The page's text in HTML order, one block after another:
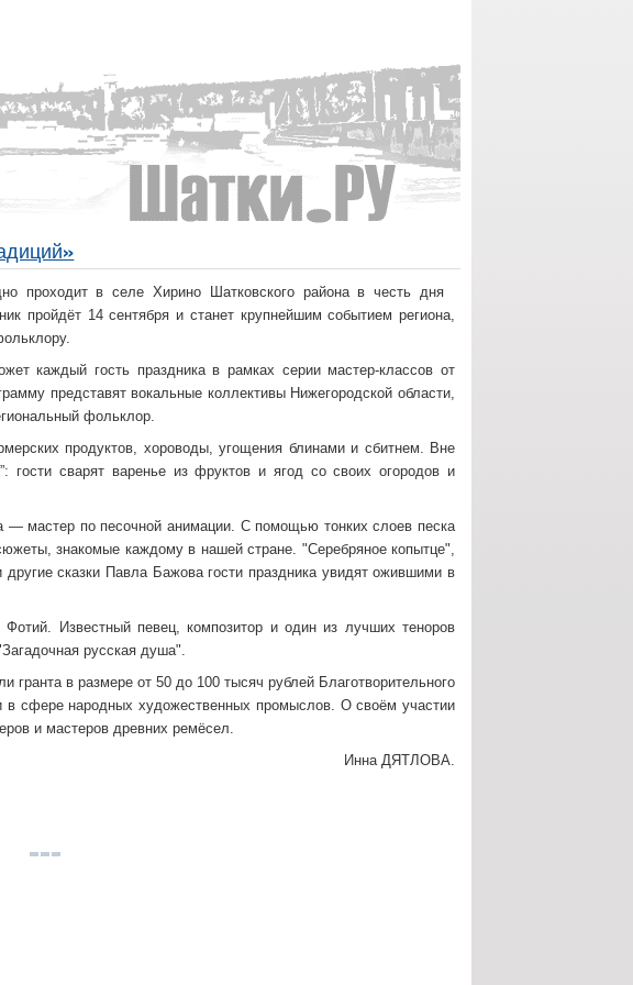
проходит в селе Хирино Шатковского района в честь дня
пройдёт 14 сентября и станет крупнейшим событием региона,
каждый гость праздника в рамках серии мастер-классов от
представят вокальные коллективы Нижегородской области,
фольклор.
продуктов, хороводы, угощения блинами и сбитнем. Вне
гости сварят варенье из фруктов и ягод со своих огородов и
мастер по песочной анимации. С помощью тонких слоев песка
знакомые каждому в нашей стране. "Серебряное копытце",
сказки Павла Бажова гости праздника увидят ожившими в
Известный певец, композитор и один из лучших теноров
русская душа".
гранта в размере от 50 до 100 тысяч рублей Благотворительного
сфере народных художественных промыслов. О своём участии
и мастеров древних ремёсел.
Инна ДЯТЛОВА.